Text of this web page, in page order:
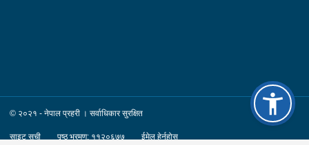
© २०२१ - नेपाल प्रहरी । सर्वाधिकार सुरक्षित
साइट सूची पृष्ठ भ्रमण: ११२०६७७ ईमेल हेर्नुहोस्